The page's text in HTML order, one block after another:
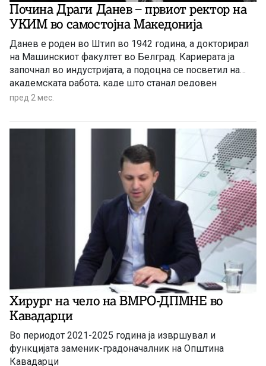
Почина Драги Данев – првиот ректор на
УКИМ во самостојна Македонија
Данев е роден во Штип во 1942 година, а докторирал
на Машинскиот факултет во Белград. Кариерата ја
започнал во индустријата, а подоцна се посветил на
академската работа, каде што станал редовен
професор и автор на над 150 научни трудови и повеќе
пред 2 мес.
Хирург на чело на ВМРО-ДПМНЕ во
Кавадарци
Во периодот 2021-2025 година ја извршувал и
функцијата заменик-градоначалник на Општина
Кавадарци